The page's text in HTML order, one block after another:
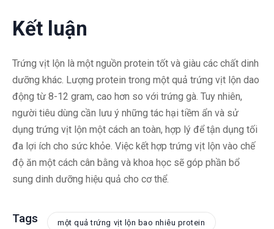
Kết luận
Trứng vịt lộn là một nguồn protein tốt và giàu các chất dinh
dưỡng khác. Lượng protein trong một quả trứng vịt lộn dao
động từ 8-12 gram, cao hơn so với trứng gà. Tuy nhiên,
người tiêu dùng cần lưu ý những tác hại tiềm ẩn và sử
dụng trứng vịt lộn một cách an toàn, hợp lý để tận dụng tối
đa lợi ích cho sức khỏe. Việc kết hợp trứng vịt lộn vào chế
độ ăn một cách cân bằng và khoa học sẽ góp phần bổ
sung dinh dưỡng hiệu quả cho cơ thể.
Tags một quả trứng vịt lộn bao nhiêu protein